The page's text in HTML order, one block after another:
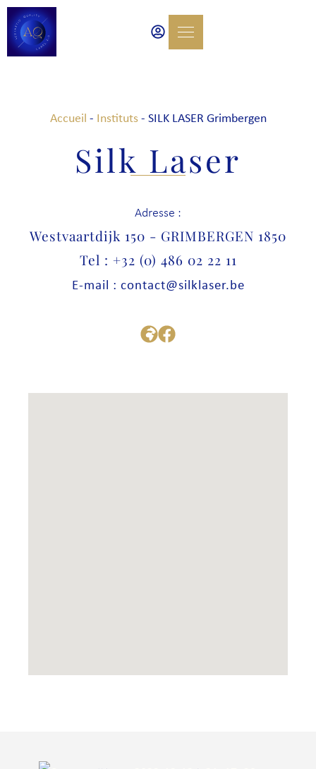
Accueil - Instituts- SILK LASER Grimbergen
Silk Laser
Adresse :
Westvaartdijk 150 - GRIMBERGEN 1850
Tel : +32 (0) 486 02 22 11
E-mail : contact@silklaser.be